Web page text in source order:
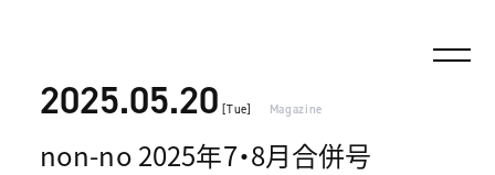
2025.05.20 [Tue] Magazine
non-no 2025年7・8月合併号